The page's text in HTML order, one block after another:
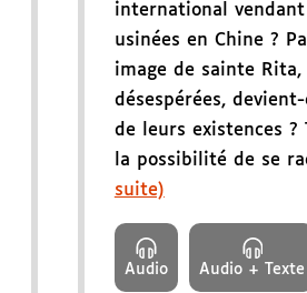
international
usinées en Chine ?
image de sainte
désespérées,
de leurs existences ?
la possibilité de se
suite)
Audio Audio + Texte